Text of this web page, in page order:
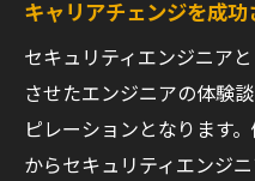
キャリアチェンジを成
セキュリティエンジニア
させたエンジニアの体験
ピレーションとなります
からセキュリティエンジ